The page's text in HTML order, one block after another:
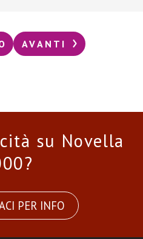
AVANTI
su Novella
PER INFO